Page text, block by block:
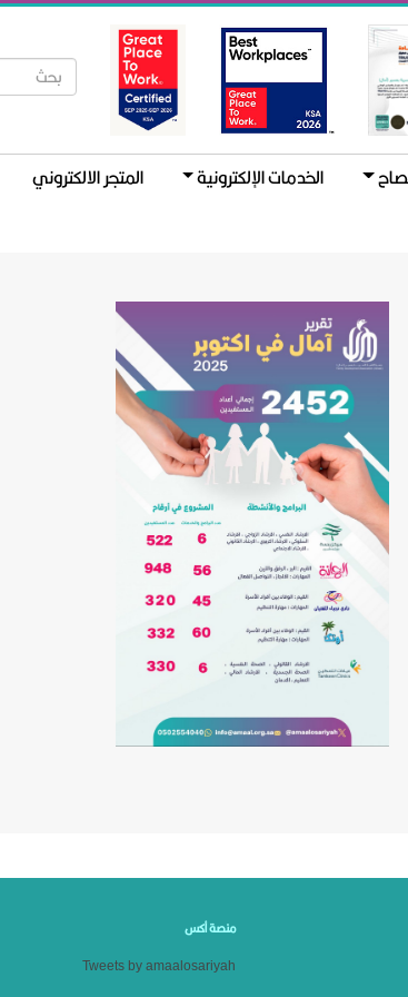
الخدمات الإلكترونية المتجر الالكتروني
منصة أكس
Tweets by amaalosariyah